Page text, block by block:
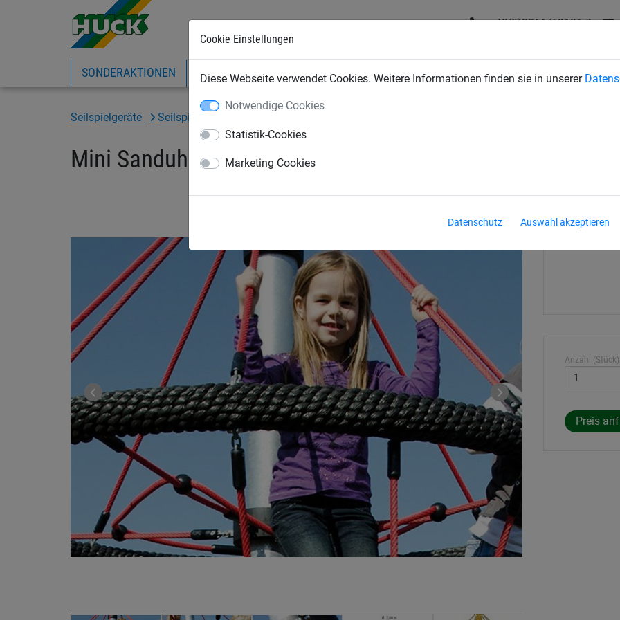
Cookie Einstellungen
Diese Webseite verwendet Cookies. Weitere Informationen finden sie in unserer
Notwendige Cookies
Statistik-Cookies
Marketing Cookies
Datenschutz Auswahl akzeptieren
+43(0)2266/62126-0
SONDERAKTIONEN EXPRESS-SHOP INDUSTRIENETZE BAUSCHUTZNETZE SPORTNETZE
Seilspielgeräte Seilspielgeräte
Mini Sanduhr
Anzahl